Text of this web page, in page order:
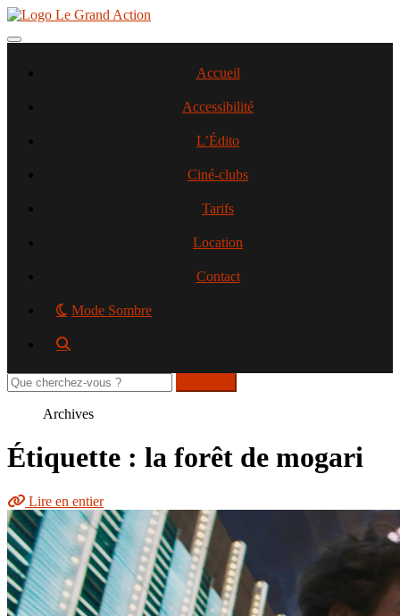
Aller
contenu
Toggle navigation
Accueil
Accessibilité
L’Édito
Ciné-clubs
Tarifs
Location
Contact
Mode Sombre
Rechercher
sur
Archives
Étiquette : la forêt de mogari
Lire en entier